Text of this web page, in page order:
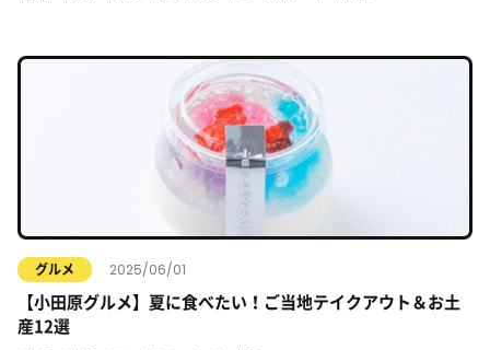
グルメ 2025/06/01
【小田原グルメ】夏に食べたい！ご当地テイクアウト＆お土
産12選